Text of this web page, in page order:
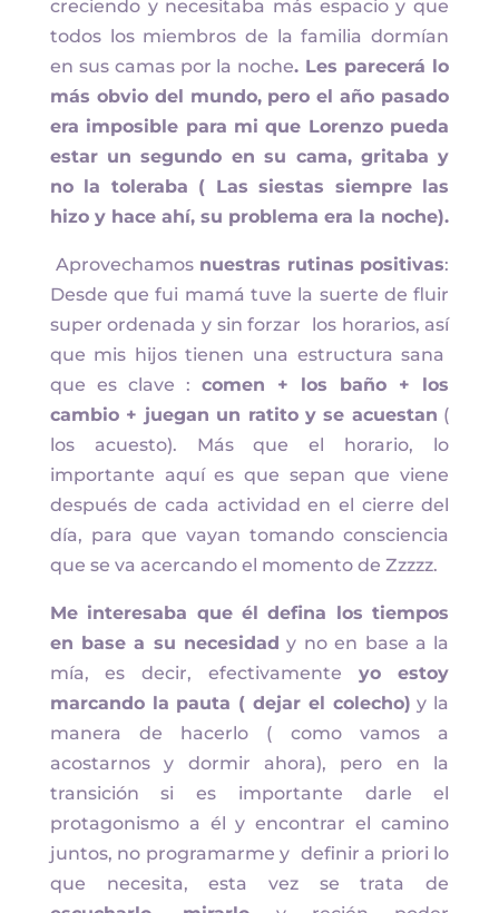
creciendo y necesitaba más espacio y que
todos los miembros de la familia dormían
en sus camas por la noche. Les parecerá lo
más obvio del mundo, pero el año pasado
era imposible para mi que Lorenzo pueda
estar un segundo en su cama, gritaba y
no la toleraba ( Las siestas siempre las
hizo y hace ahí, su problema era la noche).
Aprovechamos nuestras rutinas positivas:
Desde que fui mamá tuve la suerte de fluir
super ordenada y sin forzar los horarios, así
que mis hijos tienen una estructura sana
que es clave : comen + los baño + los
cambio + juegan un ratito y se acuestan (
los acuesto). Más que el horario, lo
importante aquí es que sepan que viene
después de cada actividad en el cierre del
día, para que vayan tomando consciencia
que se va acercando el momento de Zzzzz.
Me interesaba que él defina los tiempos
en base a su necesidad y no en base a la
mía, es decir, efectivamente yo estoy
marcando la pauta ( dejar el colecho) y la
manera de hacerlo ( como vamos a
acostarnos y dormir ahora), pero en la
transición si es importante darle el
protagonismo a él y encontrar el camino
juntos, no programarme y definir a priori lo
que necesita, esta vez se trata de